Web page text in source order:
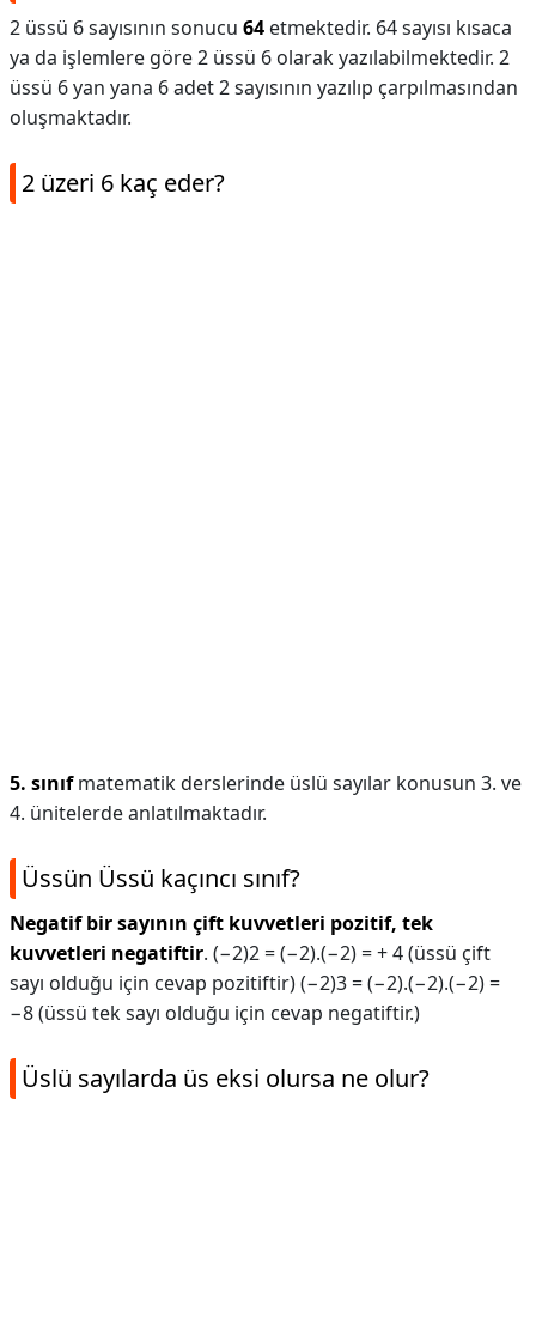
2 üssü 6 sayısının sonucu 64 etmektedir. 64 sayısı kısaca
ya da işlemlere göre 2 üssü 6 olarak yazılabilmektedir. 2
üssü 6 yan yana 6 adet 2 sayısının yazılıp çarpılmasından
oluşmaktadır.
2 üzeri 6 kaç eder?
5. sınıfmatematik derslerinde üslü sayılar konusun 3. ve
4. ünitelerde anlatılmaktadır.
Üssün Üssü kaçıncı sınıf?
Negatif bir sayının çift kuvvetleri pozitif, tek
kuvvetleri negatiftir. (−2)2 = (−2).(−2) = + 4 (üssü çift
sayı olduğu için cevap pozitiftir) (−2)3 = (−2).(−2).(−2) =
−8 (üssü tek sayı olduğu için cevap negatiftir.)
Üslü sayılarda üs eksi olursa ne olur?